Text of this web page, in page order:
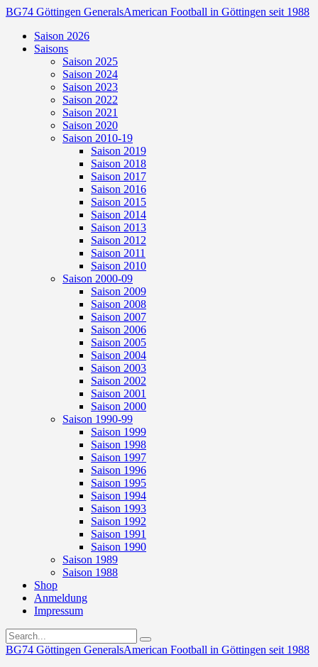
BG74 Göttingen GeneralsAmerican Football in Göttingen seit 1988
Saison 2026
Saisons
Saison 2025
Saison 2024
Saison 2023
Saison 2022
Saison 2021
Saison 2020
Saison 2010-19
Saison 2019
Saison 2018
Saison 2017
Saison 2016
Saison 2015
Saison 2014
Saison 2013
Saison 2012
Saison 2011
Saison 2010
Saison 2000-09
Saison 2009
Saison 2008
Saison 2007
Saison 2006
Saison 2005
Saison 2004
Saison 2003
Saison 2002
Saison 2001
Saison 2000
Saison 1990-99
Saison 1999
Saison 1998
Saison 1997
Saison 1996
Saison 1995
Saison 1994
Saison 1993
Saison 1992
Saison 1991
Saison 1990
Saison 1989
Saison 1988
Shop
Anmeldung
Impressum
BG74 Göttingen GeneralsAmerican Football in Göttingen seit 1988